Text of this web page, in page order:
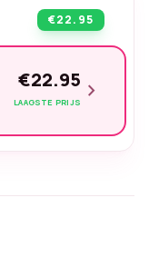
€22.95
€22.95
LAAGSTE PRIJS chevron_right